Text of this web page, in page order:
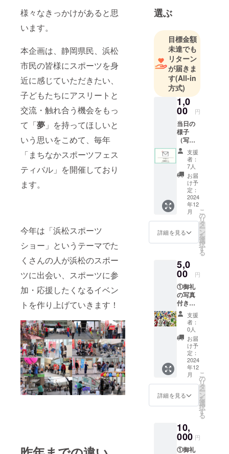
様々なきっかけがあると思
います。
本企画は、静岡県民、浜松
市民の皆様にスポーツを身
近に感じていただきたい、
子どもたちにアスリートと
交流・触れ合う機会をもっ
て「夢 」を持ってほしいと
いう思いをこめて、毎年
「まちなかスポーツフェス
ティバル」を開催しており
ます。
今年は「浜松スポーツ
ショー」というテーマでた
くさんの人が浜松のスポー
ツに出会い、スポーツに参
加・応援したくなるイベン
トを作り上げていきます！
選ぶ
目標金額
未達でも
リターン
が届きま
す(All-in
方式)
1,0
00 円
当日の
様子
（写
真）を
添えた
御礼の
メッ
セージ
メール
支援
者：
7人
お届
け予
定：
2024
年12
月
詳細を見る
こ
の
リ
タ
ー
ン
を
選
択
す
る
5,0
00 円
①御礼
の写真
付き
メール
②EDO
デザイ
ンオリ
ジナル
ステッ
カー＋
ポスト
カード
侍×ス
ポーツ
がモ
チーフ
テッ
カーと
ポスト
カード
支援
者：
0人
お届
け予
定：
2024
年12
月
詳細を見る
こ
の
リ
タ
ー
ン
を
選
択
す
る
10,
000 円
①御礼